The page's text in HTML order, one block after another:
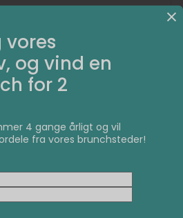
og vind en
for 2
4 gange årligt og vil
fra vores brunchsteder!
Du kan vælge John’s
af Eggs Benedict eller
med røget paprika og
med trøffelbechamel samt
med smør.